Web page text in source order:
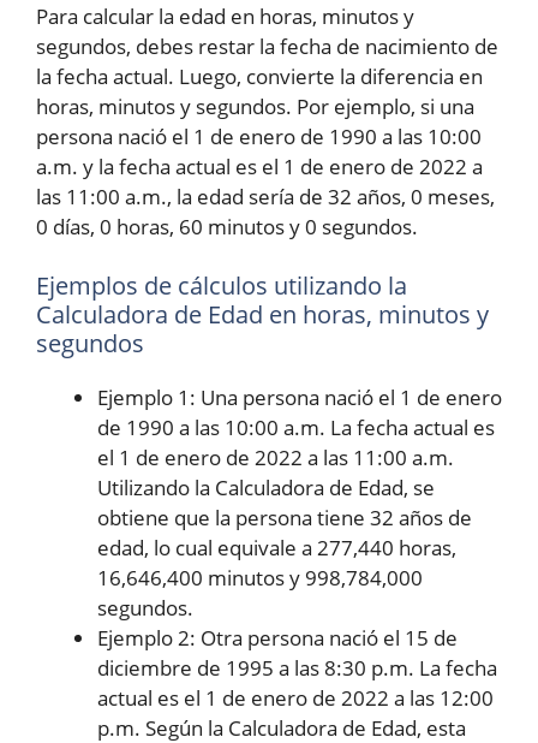
Para calcular la edad en horas, minutos y
segundos, debes restar la fecha de nacimiento de
la fecha actual. Luego, convierte la diferencia en
horas, minutos y segundos. Por ejemplo, si una
persona nació el 1 de enero de 1990 a las 10:00
a.m. y la fecha actual es el 1 de enero de 2022 a
las 11:00 a.m., la edad sería de 32 años, 0 meses,
0 días, 0 horas, 60 minutos y 0 segundos.
Ejemplos de cálculos utilizando la
Calculadora de Edad en horas, minutos y
segundos
Ejemplo 1: Una persona nació el 1 de enero
de 1990 a las 10:00 a.m. La fecha actual es
el 1 de enero de 2022 a las 11:00 a.m.
Utilizando la Calculadora de Edad, se
obtiene que la persona tiene 32 años de
edad, lo cual equivale a 277,440 horas,
16,646,400 minutos y 998,784,000
segundos.
Ejemplo 2: Otra persona nació el 15 de
diciembre de 1995 a las 8:30 p.m. La fecha
actual es el 1 de enero de 2022 a las 12:00
p.m. Según la Calculadora de Edad, esta